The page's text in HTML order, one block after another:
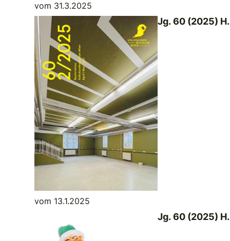
vom 31.3.2025
Jg. 60 (2025)
vom 13.1.2025
Jg. 60 (2025) H.